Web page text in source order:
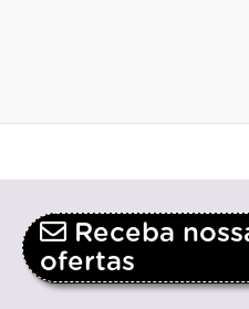
Receba
ofertas